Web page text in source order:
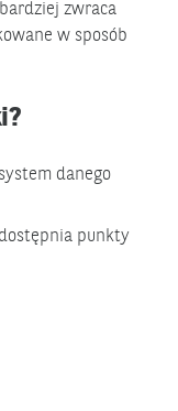
zwraca
w sposób
danego
punkty